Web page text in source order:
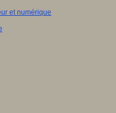
et numérique